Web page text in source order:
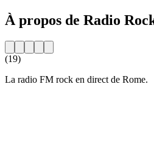
À propos de Radio
(19)
La radio FM rock en direct de Rome.